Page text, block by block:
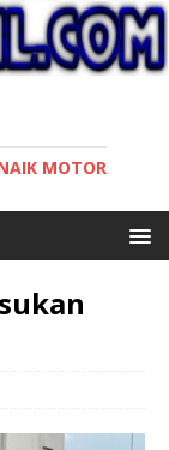
MOTOR